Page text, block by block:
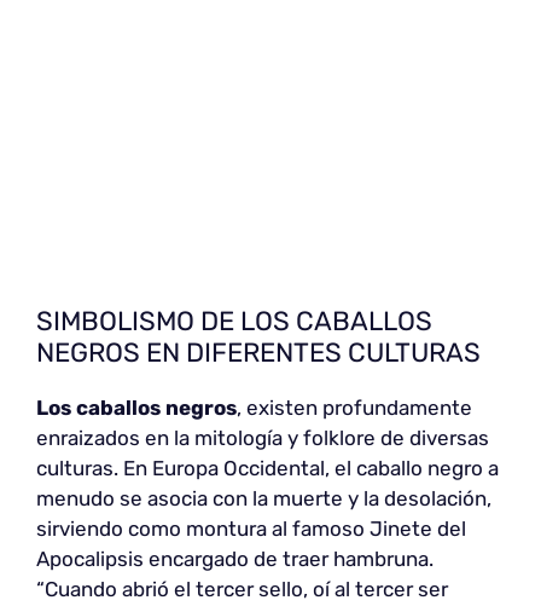
SIMBOLISMO DE LOS CABALLOS
NEGROS EN DIFERENTES CULTURAS
Los caballos negros, existen profundamente
enraizados en la mitología y folklore de diversas
culturas. En Europa Occidental, el caballo negro a
menudo se asocia con la muerte y la desolación,
sirviendo como montura al famoso Jinete del
Apocalipsis encargado de traer hambruna.
“Cuando abrió el tercer sello, oí al tercer ser